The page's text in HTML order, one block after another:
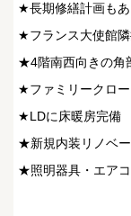
★長期修繕計画もあ
★フランス大使館
★4階南西向きの角
★ファミリークロ
★LDに床暖房完備
★新規内装リノベ
★照明器具・エア